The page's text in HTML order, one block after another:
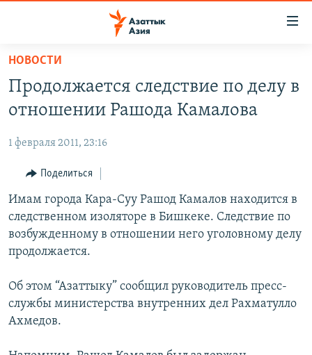
Вернуться
основному
содержанию
навигации
Вернутся
поиску
КАЗАХСТАН
УЗБЕКИСТАН
ТАДЖИКИСТАН
НОВОСТИ
НА ДРУГИХ ЯЗЫКАХ
ҚАЗАҚША
КЫРГЫЗЧА
ЎЗБЕКЧА
ТОҶИКӢ
Все сайты РСЕ/РС
НОВОСТИ
Продолжается следствие по делу в
отношении Рашода Камалова
1 февраля 2011, 23:16
Поделиться
Имам города Кара-Суу Рашод Камалов находится в
следственном изоляторе в Бишкеке. Следствие по
возбужденному в отношении него уголовному делу
продолжается.
Об этом “Азаттыку” сообщил руководитель пресс-
службы министерства внутренних дел Рахматулло
Ахмедов.